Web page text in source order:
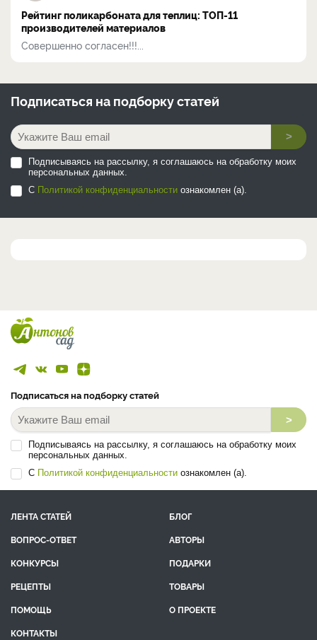
Рейтинг поликарбоната для теплиц: ТОП-11
производителей материалов
Совершенно согласен!!!...
Подписаться на подборку статей
>
Подписываясь на рассылку, я соглашаюсь на обработку моих
персональных данных.
С Политикой конфиденциальности ознакомлен (а).
Подписаться на подборку статей
>
Подписываясь на рассылку, я соглашаюсь на обработку моих
персональных данных.
С Политикой конфиденциальности ознакомлен (а).
ЛЕНТА СТАТЕЙ
БЛОГ
ВОПРОС-ОТВЕТ
АВТОРЫ
КОНКУРСЫ
ПОДАРКИ
РЕЦЕПТЫ
ТОВАРЫ
ПОМОЩЬ
О ПРОЕКТЕ
КОНТАКТЫ